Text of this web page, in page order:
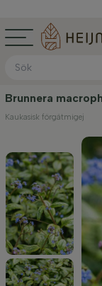
Brunnera
Kaukasisk förgätmigej